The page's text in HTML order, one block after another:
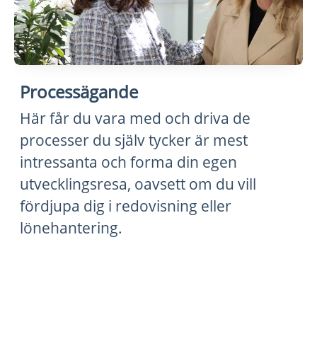
Processägande
Här får du vara med och driva de
processer du själv tycker är mest
intressanta och forma din egen
utvecklingsresa, oavsett om du vill
fördjupa dig i redovisning eller
lönehantering.